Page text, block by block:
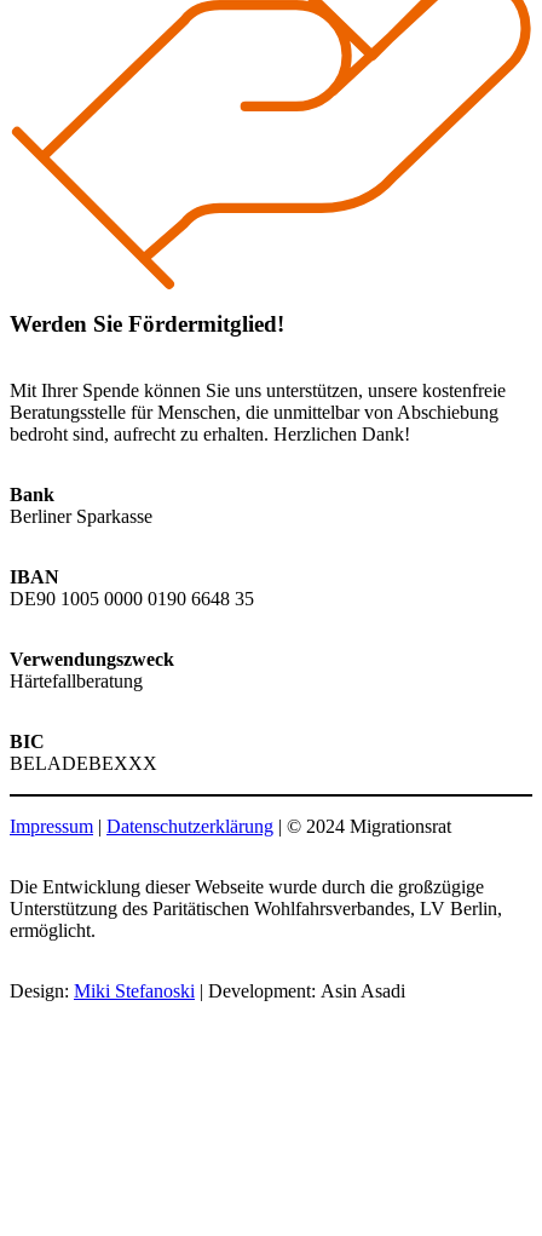
Werden Sie Fördermitglied!
Mit Ihrer Spende können Sie uns unterstützen, unsere kostenfreie
Beratungsstelle für Menschen, die unmittelbar von Abschiebung
bedroht sind, aufrecht zu erhalten. Herzlichen Dank!
Bank
Berliner Sparkasse
IBAN
DE90 1005 0000 0190 6648 35
Verwendungszweck
Härtefallberatung
BIC
BELADEBEXXX
Impressum | Datenschutzerklärung | © 2024 Migrationsrat
Die Entwicklung dieser Webseite wurde durch die großzügige
Unterstützung des Paritätischen Wohlfahrsverbandes, LV Berlin,
ermöglicht.
Design: Miki Stefanoski | Development: Asin Asadi